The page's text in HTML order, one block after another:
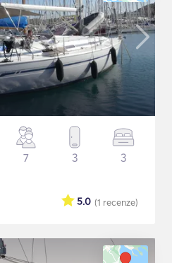
7 3 3
(1 recenze)
5.0